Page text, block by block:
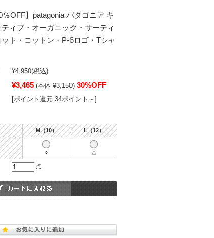
％OFF】patagonia パタゴニア キ
ィブ・オーガニック・サーティ
ト・コットン・P-6ロゴ・Tシャ
¥4,950(税込)
¥3,465 (本体 ¥3,150) 30%OFF
[ポイント還元 34ポイント～]
M（10） L（12）
○ △
点